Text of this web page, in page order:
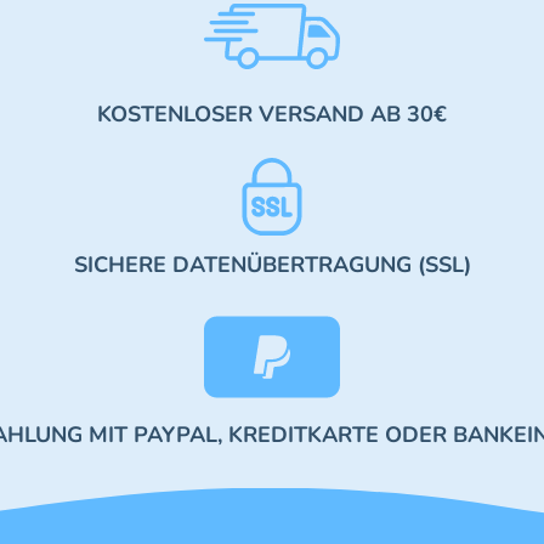
KOSTENLOSER VERSAND AB 30€
SICHERE DATENÜBERTRAGUNG (SSL)
MIT PAYPAL, KREDITKARTE ODER